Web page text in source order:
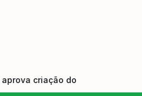
do Dia Municipal do